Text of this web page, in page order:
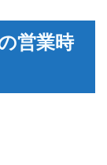
営業時